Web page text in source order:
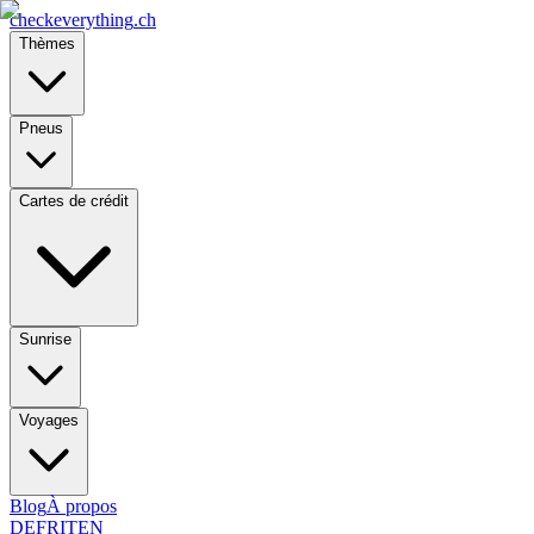
checkeverything.ch
Thèmes
Pneus
Cartes de crédit
Sunrise
Voyages
BlogÀ propos
DEFRITEN